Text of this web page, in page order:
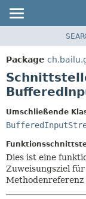
PACKAGE
KLASSE
BAUM
INDEX
Package
Umschließende
Dies ist eine
Zuweisungsziel